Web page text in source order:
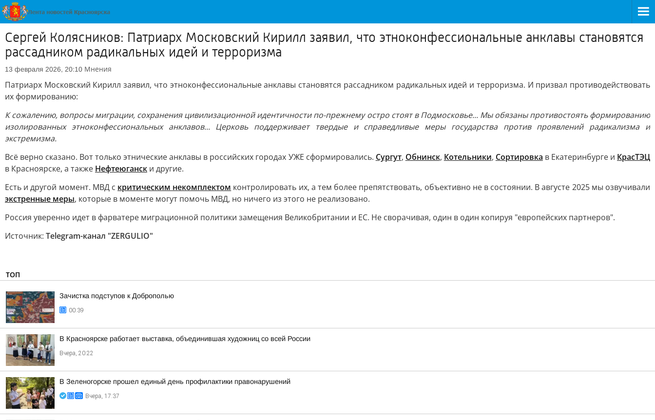
Сергей Колясников: Патриарх Московский Кирилл заявил, что этноконфессиональные анклавы становятся
рассадником радикальных идей и терроризма
13 февраля 2026, 20:10 Мнения
Патриарх Московский Кирилл заявил, что этноконфессиональные анклавы становятся рассадником радикальных идей и терроризма. И призвал противодействовать
их формированию:
К сожалению, вопросы миграции, сохранения цивилизационной идентичности по-прежнему остро стоят в Подмосковье... Мы обязаны противостоять формированию
изолированных этноконфессиональных анклавов... Церковь поддерживает твердые и справедливые меры государства против проявлений радикализма и
экстремизма.
Всё верно сказано. Вот только этнические анклавы в российских городах УЖЕ сформировались. Сургут, Обнинск, Котельники, Сортировка в Екатеринбурге и КрасТЭЦ
в Красноярске, а также Нефтеюганск и другие.
Есть и другой момент. МВД с критическим некомплектом контролировать их, а тем более препятствовать, объективно не в состоянии. В августе 2025 мы озвучивали
экстренные меры, которые в моменте могут помочь МВД, но ничего из этого не реализовано.
Россия уверенно идет в фарватере миграционной политики замещения Великобритании и ЕС. Не сворачивая, один в один копируя "европейских партнеров".
Источник: Telegram-канал "ZERGULIO"
ТОП
Зачистка подступов к Доброполью
00:39
В Красноярске работает выставка, объединившая художниц со всей России
Вчера, 20:22
В Зеленогорске прошел единый день профилактики правонарушений
Вчера, 17:37